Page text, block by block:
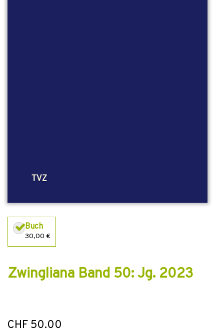
Buch
30,00 €
Zwingliana Band 50: Jg. 2023
CHF 50.00